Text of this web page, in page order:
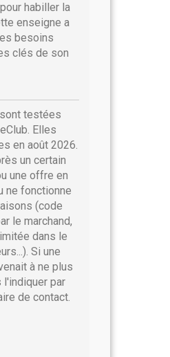
habiller la
enseigne a
besoins
clés de son
testées
Elles
en août 2026.
un certain
une offre en
ne fonctionne
(code
le marchand,
dans le
Si une
à ne plus
l'indiquer par
de contact.